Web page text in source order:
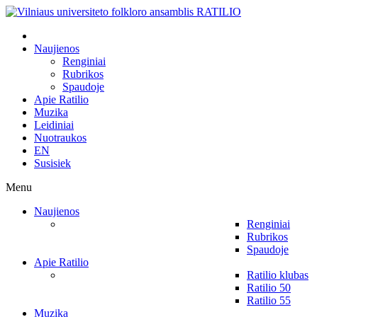
Naujienos
Renginiai
Rubrikos
Spaudoje
Apie Ratilio
Muzika
Leidiniai
Nuotraukos
EN
Susisiek
Menu
Naujienos
Renginiai
Rubrikos
Spaudoje
Apie Ratilio
Ratilio klubas
Ratilio 50
Ratilio 55
Muzika